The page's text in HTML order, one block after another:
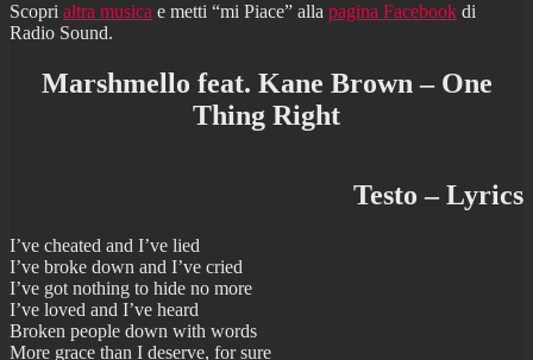
Scopri altra musica e metti “mi Piace” alla pagina Facebook di
Radio Sound.
Marshmello feat. Kane Brown – One
Thing Right
Testo – Lyrics
I’ve cheated and I’ve lied
I’ve broke down and I’ve cried
I’ve got nothing to hide no more
I’ve loved and I’ve heard
Broken people down with words
More grace than I deserve, for sure